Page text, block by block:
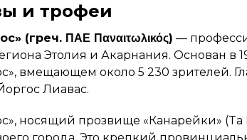
и трофеи
(греч. ΠΑΕ Παναιτωλικός) —
Этолия и Акарнания. Основан в
вмещающем около 5 230 зрителей.
Лиавас.
носящий прозвище «Канарейки» (Ta